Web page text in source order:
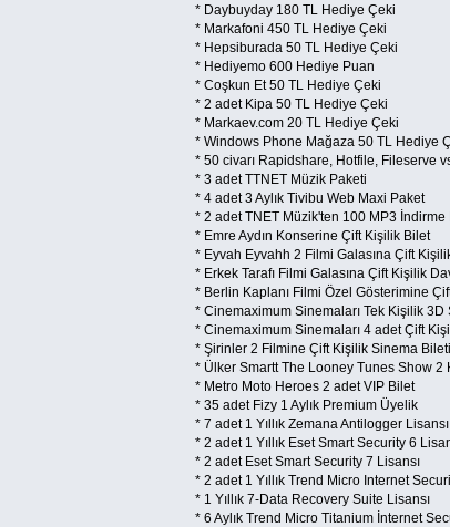
* Daybuyday 180 TL Hediye Çeki
* Markafoni 450 TL Hediye Çeki
* Hepsiburada 50 TL Hediye Çeki
* Hediyemo 600 Hediye Puan
* Coşkun Et 50 TL Hediye Çeki
* 2 adet Kipa 50 TL Hediye Çeki
* Markaev.com 20 TL Hediye Çeki
* Windows Phone Mağaza 50 TL Hediye
* 50 civarı Rapidshare, Hotfile, Fileserve
* 3 adet TTNET Müzik Paketi
* 4 adet 3 Aylık Tivibu Web Maxi Paket
* 2 adet TNET Müzik'ten 100 MP3 İndirme
* Emre Aydın Konserine Çift Kişilik Bilet
* Eyvah Eyvahh 2 Filmi Galasına Çift
* Erkek Tarafı Filmi Galasına Çift Kişilik
* Berlin Kaplanı Filmi Özel Gösterimine
* Cinemaximum Sinemaları Tek Kişilik 3D
* Cinemaximum Sinemaları 4 adet Çift
* Şirinler 2 Filmine Çift Kişilik Sinema Bileti
* Ülker Smartt The Looney Tunes Show 2
* Metro Moto Heroes 2 adet VIP Bilet
* 35 adet Fizy 1 Aylık Premium Üyelik
* 7 adet 1 Yıllık Zemana Antilogger Lisansı
* 2 adet 1 Yıllık Eset Smart Security 6
* 2 adet Eset Smart Security 7 Lisansı
* 2 adet 1 Yıllık Trend Micro Internet
* 1 Yıllık 7-Data Recovery Suite Lisansı
* 6 Aylık Trend Micro Titanium İnternet